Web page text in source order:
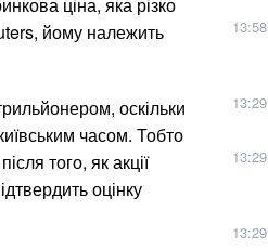
йому належить
оскільки
часом. Тобто
того, як акції
оцінку
13:58
13:29
13:29
13:29